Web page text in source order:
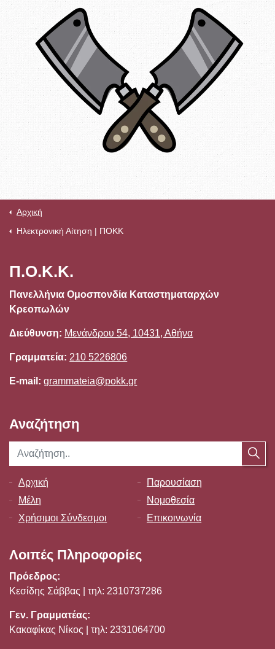
Αρχική
Ηλεκτρονική Αίτηση | ΠΟΚΚ
Π.Ο.Κ.Κ.
Πανελλήνια Ομοσπονδία Καταστηματαρχών
Κρεοπωλών
Διεύθυνση: Μενάνδρου 54, 10431, Αθήνα
Γραμματεία: 210 5226806
E-mail: grammateia@pokk.gr
Αναζήτηση
Αρχική
Παρουσίαση
Μέλη
Νομοθεσία
Χρήσιμοι Σύνδεσμοι
Επικοινωνία
Λοιπές Πληροφορίες
Πρόεδρος:
Κεσίδης Σάββας | τηλ: 2310737286
Γεν. Γραμματέας:
Κακαφίκας Νίκος | τηλ: 2331064700